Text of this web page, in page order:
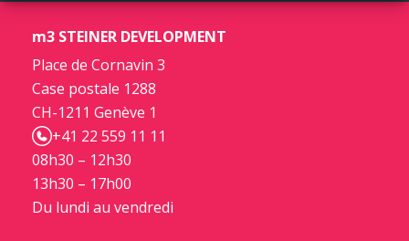
m3 STEINER DEVELOPMENT
Place de Cornavin 3
Case postale 1288
CH-1211 Genève 1
+41 22 559 11 11
08h30 – 12h30
13h30 – 17h00
Du lundi au vendredi